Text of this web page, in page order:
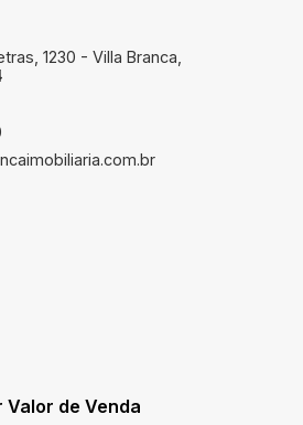
1230 - Villa Branca,
Valor de Venda